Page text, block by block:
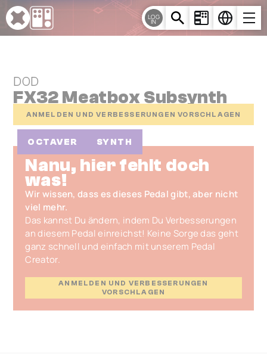
Cookie-Einstellungen
LOG
IN
DOD
FX32 Meatbox Subsynth
ANMELDEN UND VERBESSERUNGEN VORSCHLAGEN
OCTAVER SYNTH
Nanu, hier fehlt doch
was!
Wir wissen, dass es dieses Pedal gibt, aber nicht
viel mehr.
Das kannst Du ändern, indem Du Verbesserungen
an diesem Pedal einreichst! Keine Sorge das geht
ganz schnell und einfach mit unserem Pedal
Creator.
ANMELDEN UND VERBESSERUNGEN
VORSCHLAGEN